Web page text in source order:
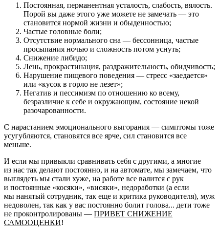
Постоянная, перманентная усталость, слабость, вялость.
Порой вы даже этого уже можете не замечать — это
становится нормой жизни и обыденностью;
Частые головные боли;
Отсутствие нормального сна — бессонница, частые
просыпания ночью и сложность потом уснуть;
Снижение либидо;
Лень, прокрастинация, раздражительность, обидчивость;
Нарушение пищевого поведения — стресс «заедается»
или «кусок в горло не лезет»;
Негатив и пессимизм по отношению ко всему,
безразличие к себе и окружающим, состояние некой
разочарованности.
С нарастанием эмоционального выгорания — симптомы тоже
усугубляются, становятся все ярче, сил становится все
меньше.
И если мы привыкли сравнивать себя с другими, а многие
из нас так делают постоянно, и на автомате, мы замечаем, что
выглядеть мы стали хуже, на работе все валится с рук
и постоянные «косяки», «висяки», недоработки (а если
мы нанятый сотрудник, так еще и критика руководителя), муж
недоволен, так как у вас постоянно болит голова... дети тоже
не проконтролированы — ПРИВЕТ СНИЖЕНИЕ
САМООЦЕНКИ!